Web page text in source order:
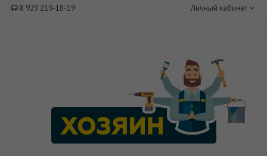
8 929 219-18-19 Личный кабинет